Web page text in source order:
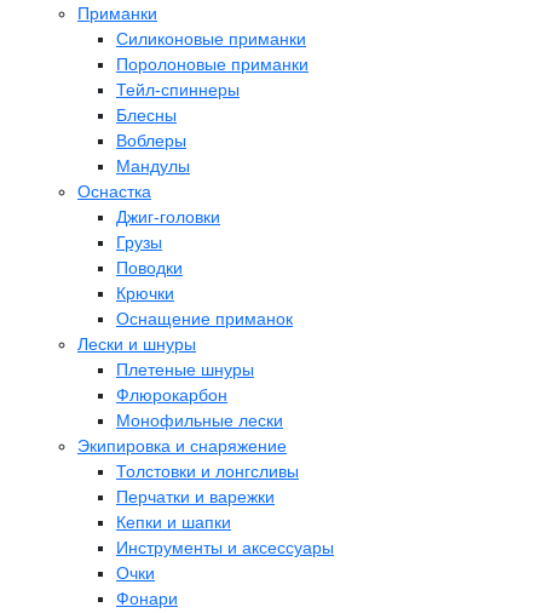
Приманки
Силиконовые приманки
Поролоновые приманки
Тейл-спиннеры
Блесны
Воблеры
Мандулы
Оснастка
Джиг-головки
Грузы
Поводки
Крючки
Оснащение приманок
Лески и шнуры
Плетеные шнуры
Флюрокарбон
Монофильные лески
Экипировка и снаряжение
Толстовки и лонгсливы
Перчатки и варежки
Кепки и шапки
Инструменты и аксессуары
Очки
Фонари